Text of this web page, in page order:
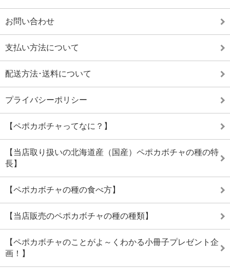
お問い合わせ
支払い方法について
配送方法･送料について
プライバシーポリシー
【ペポカボチャってなに？】
【当店取り扱いの北海道産（国産）ペポカボチャの種の特
長】
【ペポカボチャの種の食べ方】
【当店販売のペポカボチャの種の種類】
【ペポカボチャのことがよ～くわかる小冊子プレゼント企
画！】